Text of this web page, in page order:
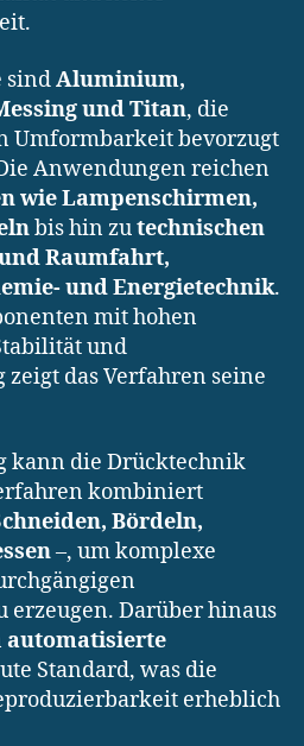
sindAluminium,
und Titan, die
Umformbarkeit bevorzugt
Anwendungen reichen
wie Lampenschirmen,
bis hin zutechnischen
Raumfahrt,
und Energietechnik.
mit hohen
und
das Verfahren seine
kann die Drücktechnik
kombiniert
Bördeln,
–, um komplexe
erzeugen. Darüber hinaus
automatisierte
Standard, was die
erheblich